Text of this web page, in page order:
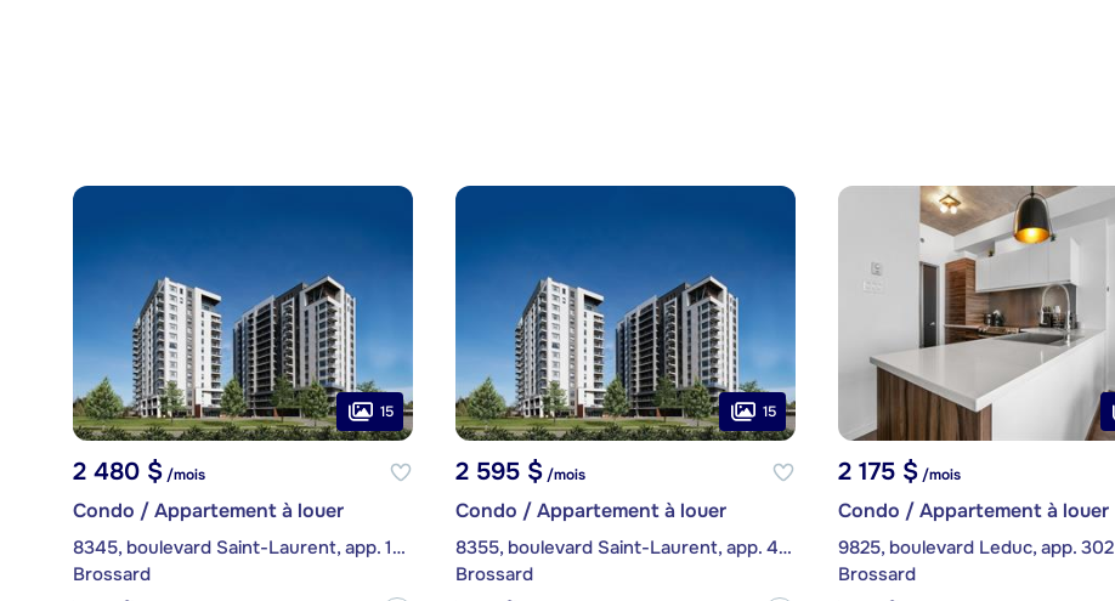
15
2 480 $/mois
Condo / Appartement à louer
8345, boulevard Saint-Laurent, app. 1001
Brossard
15
2 595 $/mois
Condo / Appartement à louer
8355, boulevard Saint-Laurent, app. 406
Brossard
2 175 $/mois
Condo / Appartement à louer
9825, boulevard Leduc, app. 302
Brossard